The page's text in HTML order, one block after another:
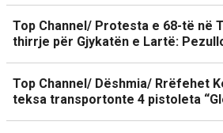
Top Channel/ Protesta e 68-të në
thirrje për Gjykatën e Lartë:
Top Channel/ Dëshmia/ Rrëfehet
teksa transportonte 4 pistoleta